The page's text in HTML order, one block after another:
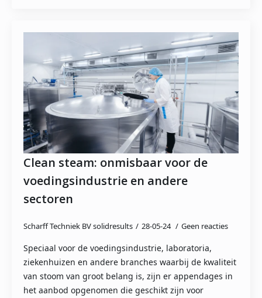
Clean steam: onmisbaar voor de
voedingsindustrie en andere
sectoren
Scharff Techniek BV solidresults 28-05-24 Geen reacties
Speciaal voor de voedingsindustrie, laboratoria,
ziekenhuizen en andere branches waarbij de kwaliteit
van stoom van groot belang is, zijn er appendages in
het aanbod opgenomen die geschikt zijn voor